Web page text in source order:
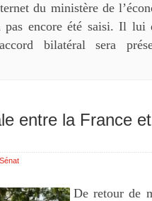
du ministère de
pas encore été saisi. Il lui
bilatéral sera
entre la France
De retour de